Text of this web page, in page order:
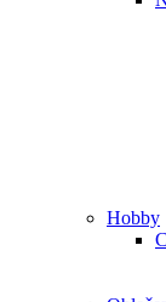
Hobby